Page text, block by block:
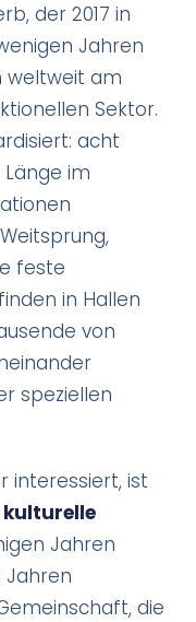
der 2017 in
Jahren
am
Sektor.
acht
im
feste
in Hallen
von
speziellen
interessiert, ist
kulturelle
Jahren
Jahren
die